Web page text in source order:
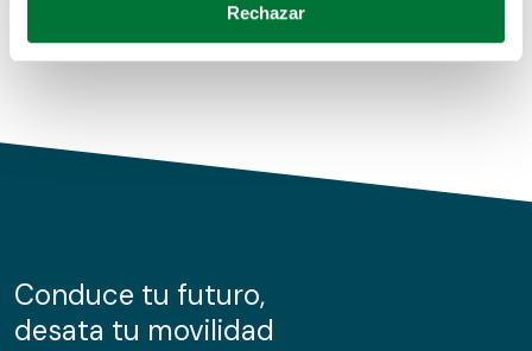
Obtenga más información sobre cómo se procesan sus
de cookies.
información sobre el uso que haga del sitio web con
nuestros partners de redes sociales, publicidad y análisis
Rechazar
Conduce tu futuro,
desata tu movilidad